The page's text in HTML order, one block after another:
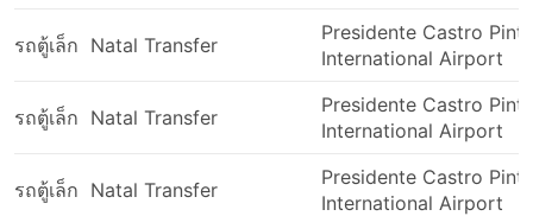
ข้อเสียของการเดินทางด้วยรถตู้
รถตู้ที่รองรับผู้โดยสารจำนวนมากทำให้รู้สึกค่อนข้างคับ
แคบ มีพื้นที่จำกัดสำหรับขาและข้อศอกของคุณ รถตู้บาง
คันจำกัดสัมภาระสำหรับตั๋วหนึ่งใบต่อชิ้น หากคุณมี
กระเป๋า กระเป๋าเดินทาง หรือเป้หลายใบ คุณอาจถูกขอ
รถตู้เล็ก Natal Transfer
Presidente Castro
International Airport
รถตู้เล็ก Natal Transfer
Presidente Castro
International Airport
รถตู้เล็ก Natal Transfer
Presidente Castro
International Airport